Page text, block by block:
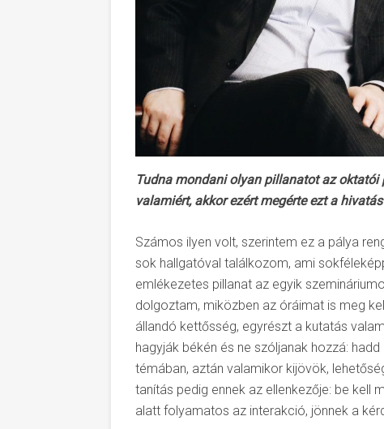
Tudna mondani olyan pillanatot az
valamiért, akkor ezért megérte ezt a
Számos ilyen volt, szerintem ez a pálya
sok hallgatóval találkozom, ami
emlékezetes pillanat az egyik
dolgoztam, miközben az óráimat is meg
állandó kettősség, egyrészt a kutatás
hagyják békén és ne szóljanak hozzá:
témában, aztán valamikor kijövök,
tanítás pedig ennek az ellenkezője: be kell
alatt folyamatos az interakció, jönnek a